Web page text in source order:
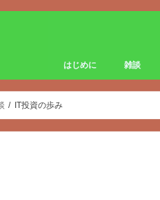
はじめに 雑談
IT投資の歩み